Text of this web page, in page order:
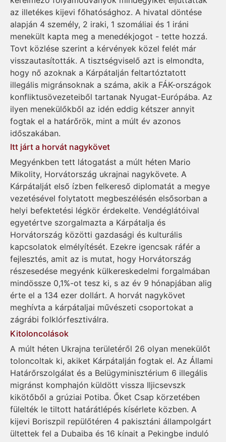
az illetékes kijevi főhatósághoz. A hivatal döntése
alapján 4 személy, 2 iraki, 1 szomáliai és 1 iráni
menekült kapta meg a menedékjogot - tette hozzá.
Tovt közlése szerint a kérvények közel felét már
visszautasították. A tisztségviselő azt is elmondta,
hogy nő azoknak a Kárpátalján feltartóztatott
illegális migránsoknak a száma, akik a FÁK-országok
konfliktusövezeteiből tartanak Nyugat-Európába. Az
ilyen menekülőkből az idén eddig kétszer annyit
fogtak el a határőrök, mint a múlt év azonos
időszakában.
Itt járt a horvát nagykövet
Megyénkben tett látogatást a múlt héten Mario
Mikolity, Horvátország ukrajnai nagykövete. A
Kárpátalját első ízben felkereső diplomatát a megye
vezetésével folytatott megbeszélésén elsősorban a
helyi befektetési légkör érdekelte. Vendéglátóival
egyetértve szorgalmazta a Kárpátalja és
Horvátország közötti gazdasági és kulturális
kapcsolatok elmélyítését. Ezekre igencsak ráfér a
fejlesztés, amit az is mutat, hogy Horvátország
részesedése megyénk külkereskedelmi forgalmában
mindössze 0,1%-ot tesz ki, s az év 9 hónapjában alig
érte el a 134 ezer dollárt. A horvát nagykövet
meghívta a kárpátaljai művészeti csoportokat a
zágrábi folklórfesztiválra.
Kitoloncolások
A múlt héten Ukrajna területéről 26 olyan menekülőt
toloncoltak ki, akiket Kárpátalján fogtak el. Az Állami
Határőrszolgálat és a Belügyminisztérium 6 illegális
migránst komphajón küldött vissza Iljicsevszk
kikötőből a grúziai Potiba. Őket Csap körzetében
fülelték le tiltott határátlépés kísérlete közben. A
kijevi Boriszpil repülőtéren 4 pakisztáni állampolgárt
ültettek fel a Dubaiba és 16 kínait a Pekingbe induló